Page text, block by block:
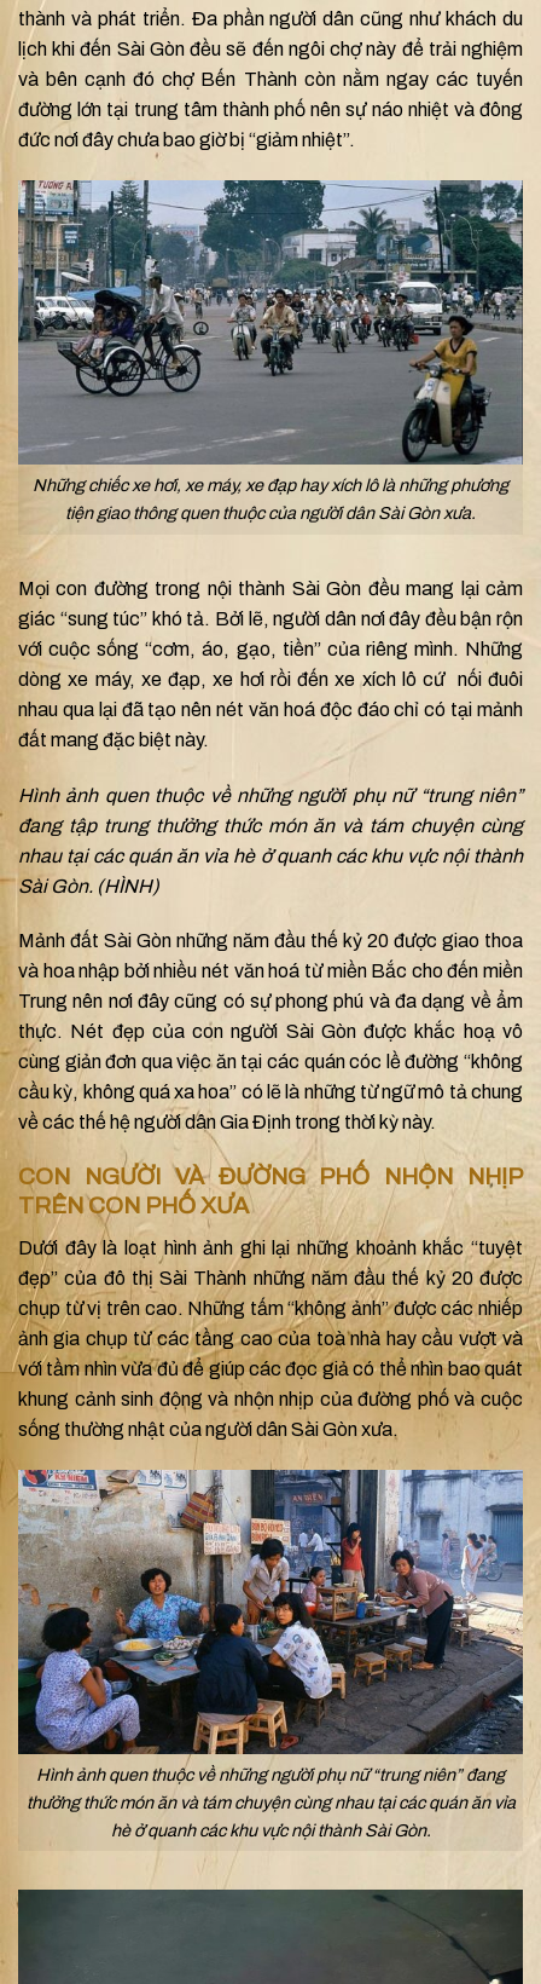
thành và phát triển. Đa phần người dân cũng như khách du
lịch khi đến Sài Gòn đều sẽ đến ngôi chợ này để trải nghiệm
và bên cạnh đó chợ Bến Thành còn nằm ngay các tuyến
đường lớn tại trung tâm thành phố nên sự náo nhiệt và đông
đức nơi đây chưa bao giờ bị “giảm nhiệt”.
Những chiếc xe hơi, xe máy, xe đạp hay xích lô là những phương
tiện giao thông quen thuộc của người dân Sài Gòn xưa.
Mọi con đường trong nội thành Sài Gòn đều mang lại cảm
giác “sung túc” khó tả. Bởi lẽ, người dân nơi đây đều bận rộn
với cuộc sống “cơm, áo, gạo, tiền” của riêng mình. Những
dòng xe máy, xe đạp, xe hơi rồi đến xe xích lô cứ nối đuôi
nhau qua lại đã tạo nên nét văn hoá độc đáo chỉ có tại mảnh
đất mang đặc biệt này.
Hình ảnh quen thuộc về những người phụ nữ “trung niên”
đang tập trung thưởng thức món ăn và tám chuyện cùng
nhau tại các quán ăn vỉa hè ở quanh các khu vực nội thành
Sài Gòn. (HÌNH)
Mảnh đất Sài Gòn những năm đầu thế kỷ 20 được giao thoa
và hoa nhập bởi nhiều nét văn hoá từ miền Bắc cho đến miền
Trung nên nơi đây cũng có sự phong phú và đa dạng về ẩm
thực. Nét đẹp của con người Sài Gòn được khắc hoạ vô
cùng giản đơn qua việc ăn tại các quán cóc lề đường “không
cầu kỳ, không quá xa hoa” có lẽ là những từ ngữ mô tả chung
về các thế hệ người dân Gia Định trong thời kỳ này.
CON NGƯỜI VÀ ĐƯỜNG PHỐ NHỘN NHỊP
TRÊN CON PHỐ XƯA
Dưới đây là loạt hình ảnh ghi lại những khoảnh khắc “tuyệt
đẹp” của đô thị Sài Thành những năm đầu thế kỷ 20 được
chụp từ vị trên cao. Những tấm “không ảnh” được các nhiếp
ảnh gia chụp từ các tầng cao của toà nhà hay cầu vượt và
với tầm nhìn vừa đủ để giúp các đọc giả có thể nhìn bao quát
khung cảnh sinh động và nhộn nhịp của đường phố và cuộc
sống thường nhật của người dân Sài Gòn xưa.
Hình ảnh quen thuộc về những người phụ nữ “trung niên” đang
thưởng thức món ăn và tám chuyện cùng nhau tại các quán ăn vỉa
hè ở quanh các khu vực nội thành Sài Gòn.